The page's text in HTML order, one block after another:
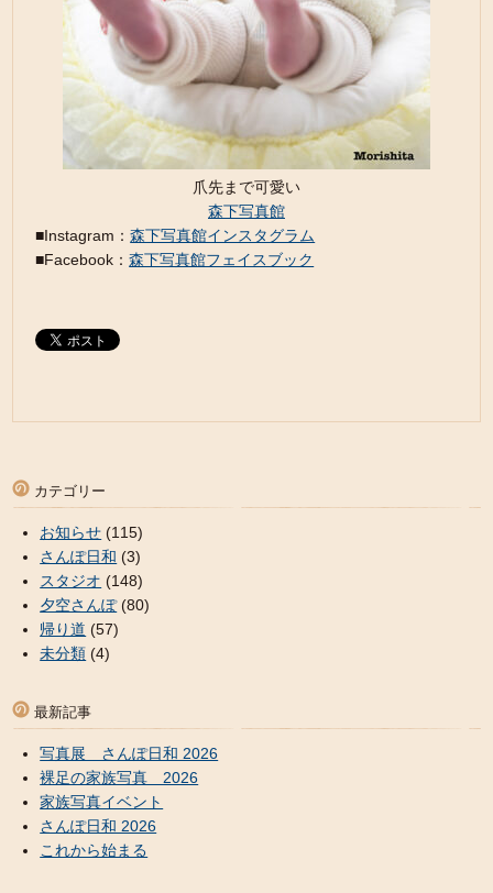
爪先まで可愛い
森下写真館
■Instagram：森下写真館インスタグラム
■Facebook：森下写真館フェイスブック
カテゴリー
お知らせ (115)
さんぽ日和 (3)
スタジオ (148)
夕空さんぽ(80)
帰り道 (57)
未分類 (4)
最新記事
写真展 さんぽ日和 2026
裸足の家族写真 2026
家族写真イベント
さんぽ日和 2026
これから始まる